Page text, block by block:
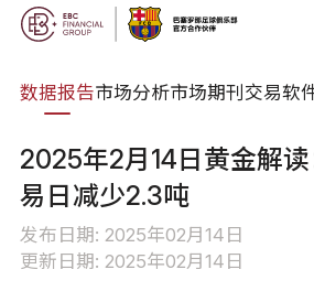
数据报告市场分析市场期刊交易软
2025年2月14日黄金解
易日减少2.3吨
发布日期: 2025年02月14日
更新日期: 2025年02月14日